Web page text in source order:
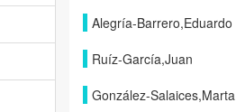
Alegría-Barrero,Eduardo
Ruíz-García,Juan
González-Salaices,Marta